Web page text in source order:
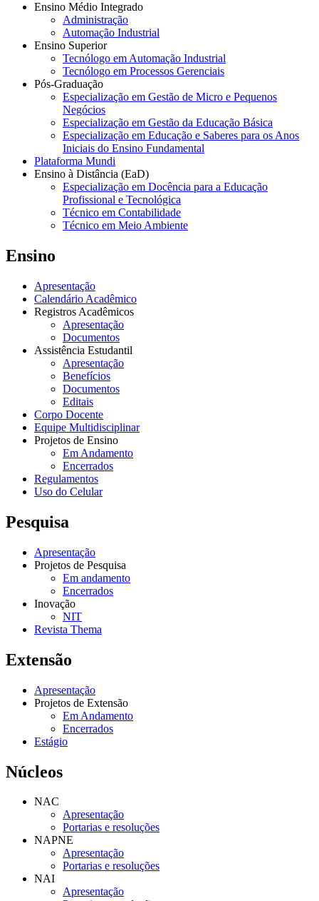
Ensino Médio Integrado
Administração
Automação Industrial
Ensino Superior
Tecnólogo em Automação Industrial
Tecnólogo em Processos Gerenciais
Pós-Graduação
Especialização em Gestão de Micro e Pequenos
Negócios
Especialização em Gestão da Educação Básica
Especialização em Educação e Saberes para os Anos
Iniciais do Ensino Fundamental
Plataforma Mundi
Ensino à Distância (EaD)
Especialização em Docência para a Educação
Profissional e Tecnológica
Técnico em Contabilidade
Técnico em Meio Ambiente
Ensino
Apresentação
Calendário Acadêmico
Registros Acadêmicos
Apresentação
Documentos
Assistência Estudantil
Apresentação
Benefícios
Documentos
Editais
Corpo Docente
Equipe Multidisciplinar
Projetos de Ensino
Em Andamento
Encerrados
Regulamentos
Uso do Celular
Pesquisa
Apresentação
Projetos de Pesquisa
Em andamento
Encerrados
Inovação
NIT
Revista Thema
Extensão
Apresentação
Projetos de Extensão
Em Andamento
Encerrados
Estágio
Núcleos
NAC
Apresentação
Portarias e resoluções
NAPNE
Apresentação
Portarias e resoluções
NAI
Apresentação